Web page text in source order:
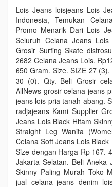
Lois Jeans loisjeans Lois
Indonesia, Temukan
Promo Menarik Dari Lois
Seluruh Celana Jeans
Grosir Surfing Skate
2682 Celana Jeans Lois.
650 Gram. Size. SIZE 27
30 (0). Qty. Beli Grosir
AllNews grosir celana jeans
jeans lois pria tanah abang.
radjajeans Kami Supplier
Jeans Lois Black Hitam
Straight Leg Wanita
Celana Soft Jeans Lois
Size dengan Harga Rp 167.
Jakarta Selatan. Beli Aneka
Skinny Paling Murah Toko
jual celana jeans denim